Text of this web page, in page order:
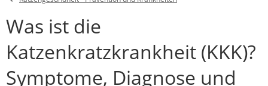
Was ist die
Katzenkratzkrankheit (KKK)?
Symptome, Diagnose und